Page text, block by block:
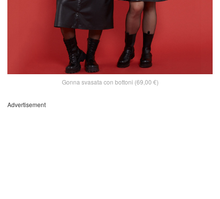
Gonna svasata con bottoni (69,00 €)
Advertisement